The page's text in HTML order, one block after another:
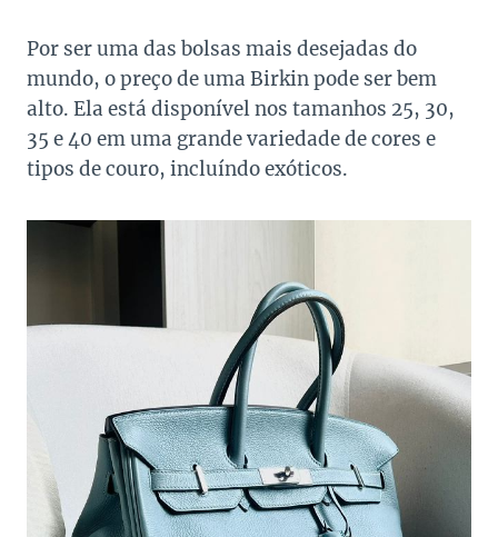
Por ser uma das bolsas mais desejadas do
mundo, o preço de uma Birkin pode ser bem
alto. Ela está disponível nos tamanhos 25, 30,
35 e 40 em uma grande variedade de cores e
tipos de couro, incluíndo exóticos.